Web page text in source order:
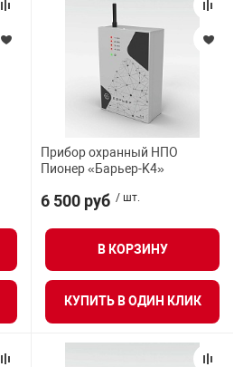
Прибор охранный НПО
Пионер «Барьер-K4»
6 500 руб / шт.
В КОРЗИНУ
КУПИТЬ В ОДИН КЛИК